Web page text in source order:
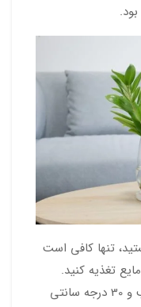
تنها کافی است
تغذیه کنید.
دمای 22 درجه سانتی گراد در شب و 30 درجه سانتی